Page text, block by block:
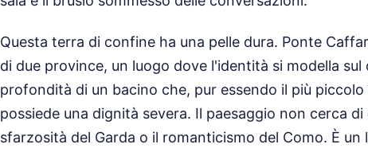
Questa terra di confine ha una pelle dura. Ponte
di due province, un luogo dove l'identità si modella sul
profondità di un bacino che, pur essendo il più
possiede una dignità severa. Il paesaggio non cerca
sfarzosità del Garda o il romanticismo del Como. È